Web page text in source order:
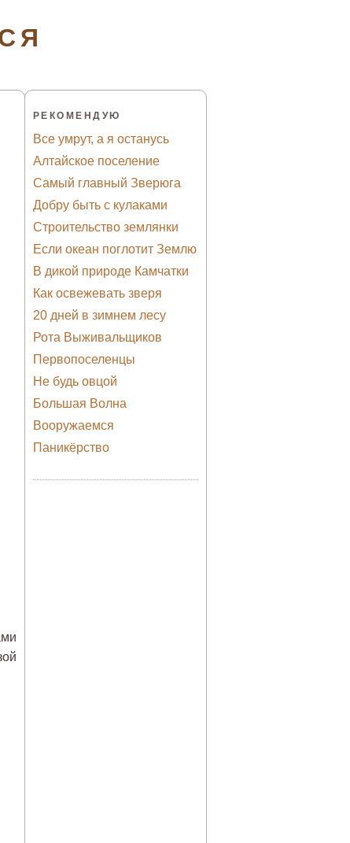
РЕКОМЕНДУЮ
Все умрут, а я останусь
Алтайское поселение
Самый главный Зверюга
Добру быть с кулаками
Строительство землянки
Если океан поглотит Землю
В дикой природе Камчатки
Как освежевать зверя
20 дней в зимнем лесу
Рота Выживальщиков
Первопоселенцы
Не будь овцой
Большая Волна
Вооружаемся
Паникёрство